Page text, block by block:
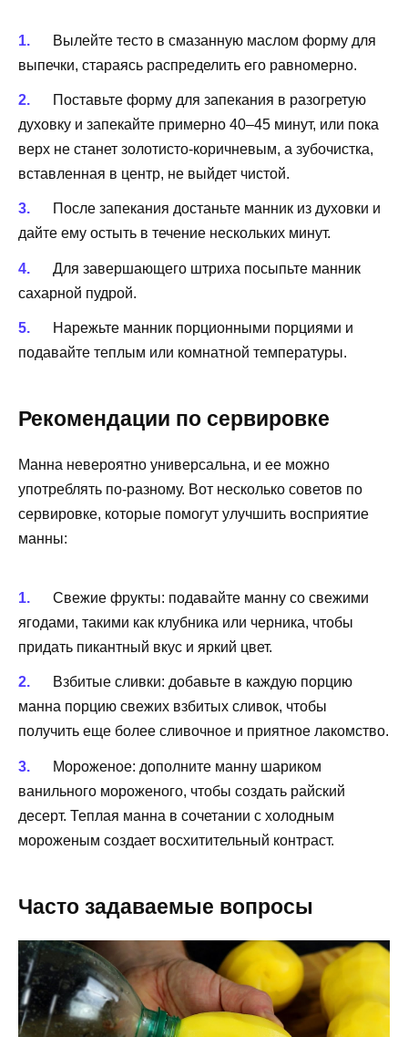
Вылейте тесто в смазанную маслом форму для
выпечки, стараясь распределить его равномерно.
Поставьте форму для запекания в разогретую
духовку и запекайте примерно 40–45 минут, или пока
верх не станет золотисто-коричневым, а зубочистка,
вставленная в центр, не выйдет чистой.
После запекания достаньте манник из духовки и
дайте ему остыть в течение нескольких минут.
Для завершающего штриха посыпьте манник
сахарной пудрой.
Нарежьте манник порционными порциями и
подавайте теплым или комнатной температуры.
Рекомендации по сервировке
Манна невероятно универсальна, и ее можно
употреблять по-разному. Вот несколько советов по
сервировке, которые помогут улучшить восприятие
манны:
Свежие фрукты: подавайте манну со свежими
ягодами, такими как клубника или черника, чтобы
придать пикантный вкус и яркий цвет.
Взбитые сливки: добавьте в каждую порцию
манна порцию свежих взбитых сливок, чтобы
получить еще более сливочное и приятное лакомство.
Мороженое: дополните манну шариком
ванильного мороженого, чтобы создать райский
десерт. Теплая манна в сочетании с холодным
мороженым создает восхитительный контраст.
Часто задаваемые вопросы